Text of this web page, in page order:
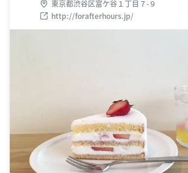
東京都渋谷区富ケ谷１丁目７-９
http://forafterhours.jp/